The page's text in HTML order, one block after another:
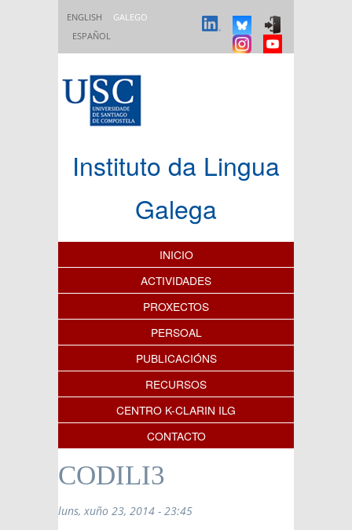
ENGLISH
GALEGO
ESPAÑOL
Instituto da Lingua
Galega
Índice de contidos
INICIO
ACTIVIDADES
PROXECTOS
PERSOAL
PUBLICACIÓNS
RECURSOS
CENTRO K-CLARIN ILG
CONTACTO
CODILI3
luns, xuño 23, 2014 - 23:45